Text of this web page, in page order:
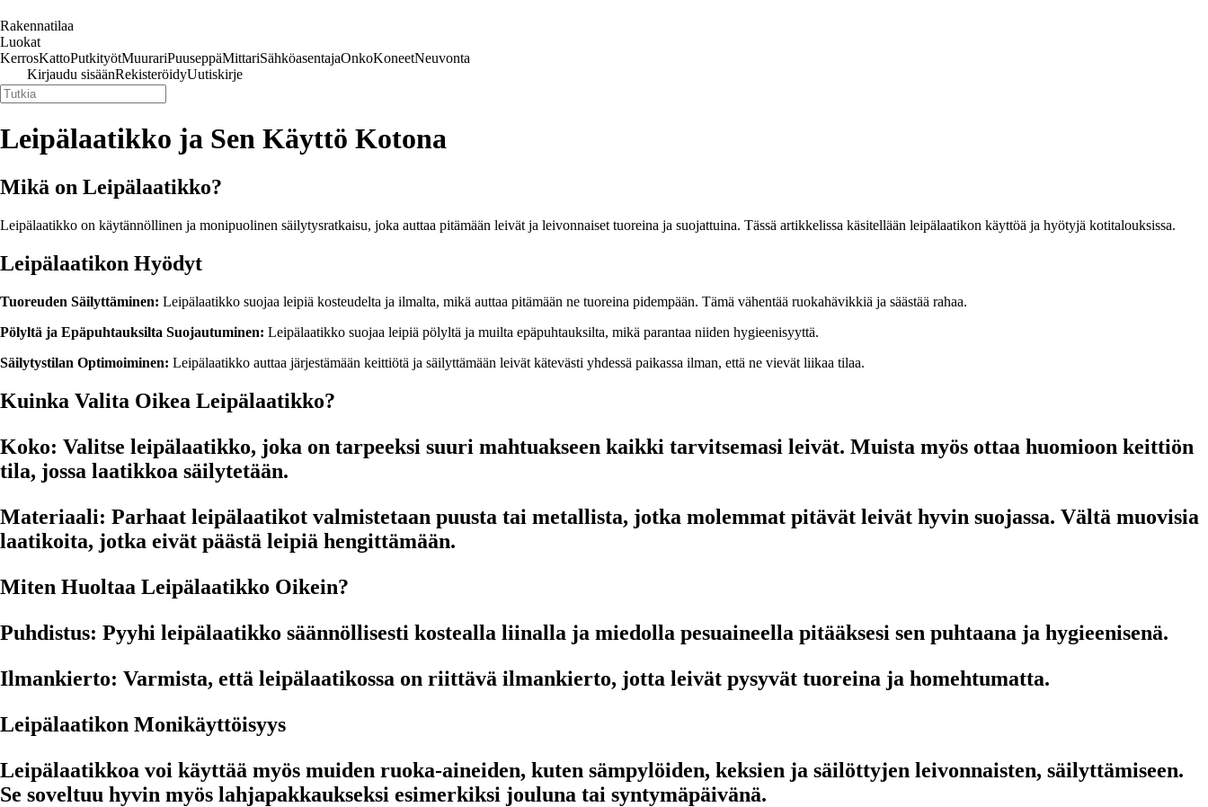
Rakennatilaa
Luokat
KerrosKattoPutkityötMuurariPuuseppäMittariSähköasentajaOnkoKoneetNeuvonta
Kirjaudu sisäänRekisteröidyUutiskirje
Leipälaatikko ja Sen Käyttö Kotona
Mikä on Leipälaatikko?
Leipälaatikko on käytännöllinen ja monipuolinen säilytysratkaisu, joka auttaa pitämään leivät ja leivonnaiset tuoreina ja suojattuina. Tässä artikkelissa käsitellään leipälaatikon käyttöä ja hyötyjä kotitalouksissa.
Leipälaatikon Hyödyt
Tuoreuden Säilyttäminen: Leipälaatikko suojaa leipiä kosteudelta ja ilmalta, mikä auttaa pitämään ne tuoreina pidempään. Tämä vähentää ruokahävikkiä ja säästää rahaa.
Pölyltä ja Epäpuhtauksilta Suojautuminen: Leipälaatikko suojaa leipiä pölyltä ja muilta epäpuhtauksilta, mikä parantaa niiden hygieenisyyttä.
Säilytystilan Optimoiminen: Leipälaatikko auttaa järjestämään keittiötä ja säilyttämään leivät kätevästi yhdessä paikassa ilman, että ne vievät liikaa tilaa.
Kuinka Valita Oikea Leipälaatikko?
Koko: Valitse leipälaatikko, joka on tarpeeksi suuri mahtuakseen kaikki tarvitsemasi leivät. Muista myös ottaa huomioon keittiön
tila, jossa laatikkoa säilytetään.
Materiaali: Parhaat leipälaatikot valmistetaan puusta tai metallista, jotka molemmat pitävät leivät hyvin suojassa. Vältä muovisia
laatikoita, jotka eivät päästä leipiä hengittämään.
Miten Huoltaa Leipälaatikko Oikein?
Puhdistus: Pyyhi leipälaatikko säännöllisesti kostealla liinalla ja miedolla pesuaineella pitääksesi sen puhtaana ja hygieenisenä.
Ilmankierto: Varmista, että leipälaatikossa on riittävä ilmankierto, jotta leivät pysyvät tuoreina ja homehtumatta.
Leipälaatikon Monikäyttöisyys
Leipälaatikkoa voi käyttää myös muiden ruoka-aineiden, kuten sämpylöiden, keksien ja säilöttyjen leivonnaisten, säilyttämiseen.
Se soveltuu hyvin myös lahjapakkaukseksi esimerkiksi jouluna tai syntymäpäivänä.